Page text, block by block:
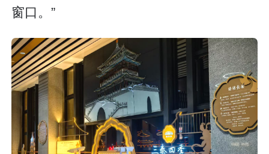
窗口。”